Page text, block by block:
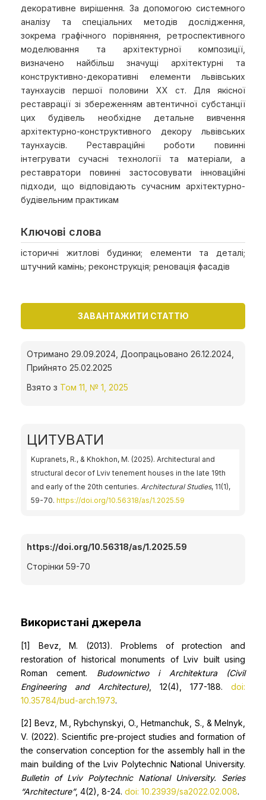
декоративне вирішення. За допомогою системного
аналізу та спеціальних методів дослідження,
зокрема графічного порівняння, ретроспективного
моделювання та архітектурної композиції,
визначено найбільш значущі архітектурні та
конструктивно-декоративні елементи львівських
таунхаусів першої половини XX ст. Для якісної
реставрації зі збереженням автентичної субстанції
цих будівель необхідне детальне вивчення
архітектурно-конструктивного декору львівських
таунхаусів. Реставраційні роботи повинні
інтегрувати сучасні технології та матеріали, а
реставратори повинні застосовувати інноваційні
підходи, що відповідають сучасним архітектурно-
будівельним практикам
Ключові слова
історичні житлові будинки; елементи та деталі;
штучний камінь; реконструкція; реновація фасадів
ЗАВАНТАЖИТИ СТАТТЮ
Отримано 29.09.2024, Доопрацьовано 26.12.2024,
Прийнято 25.02.2025
Взято з Том 11, № 1, 2025
ЦИТУВАТИ
Kupranets, R., & Khokhon, M. (2025). Architectural and
structural decor of Lviv tenement houses in the late 19th
and early of the 20th centuries. Architectural Studies, 11(1),
59-70. https://doi.org/10.56318/as/1.2025.59
https://doi.org/10.56318/as/1.2025.59
Сторінки 59-70
Використані джерела
[1] Bevz, M. (2013). Problems of protection and
restoration of historical monuments of Lviv built using
Roman cement. Budownictwo i Architektura (Civil
Engineering and Architecture) , 12(4), 177-188. doi:
10.35784/bud-arch.1973.
[2] Bevz, M., Rybchynskyi, O., Hetmanchuk, S., & Melnyk,
V. (2022). Scientific pre-project studies and formation of
the conservation conception for the assembly hall in the
main building of the Lviv Polytechnic National University.
Bulletin of Lviv Polytechnic National University. Series
“Architecture”, 4(2), 8-24. doi: 10.23939/sa2022.02.008.